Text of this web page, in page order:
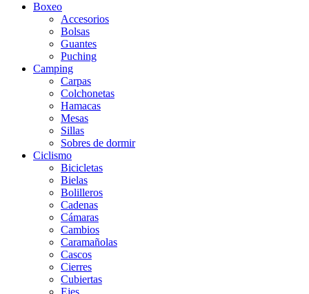
Boxeo
Accesorios
Bolsas
Guantes
Puching
Camping
Carpas
Colchonetas
Hamacas
Mesas
Sillas
Sobres de dormir
Ciclismo
Bicicletas
Bielas
Bolilleros
Cadenas
Cámaras
Cambios
Caramañolas
Cascos
Cierres
Cubiertas